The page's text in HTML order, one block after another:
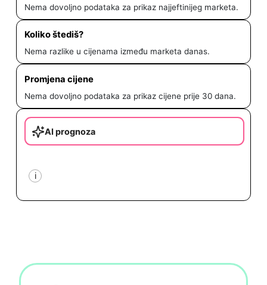
Nema dovoljno podataka za prikaz najjeftinijeg marketa.
Koliko štediš?
Nema razlike u cijenama između marketa danas.
Promjena cijene
Nema dovoljno podataka za prikaz cijene prije 30 dana.
AI prognoza
i